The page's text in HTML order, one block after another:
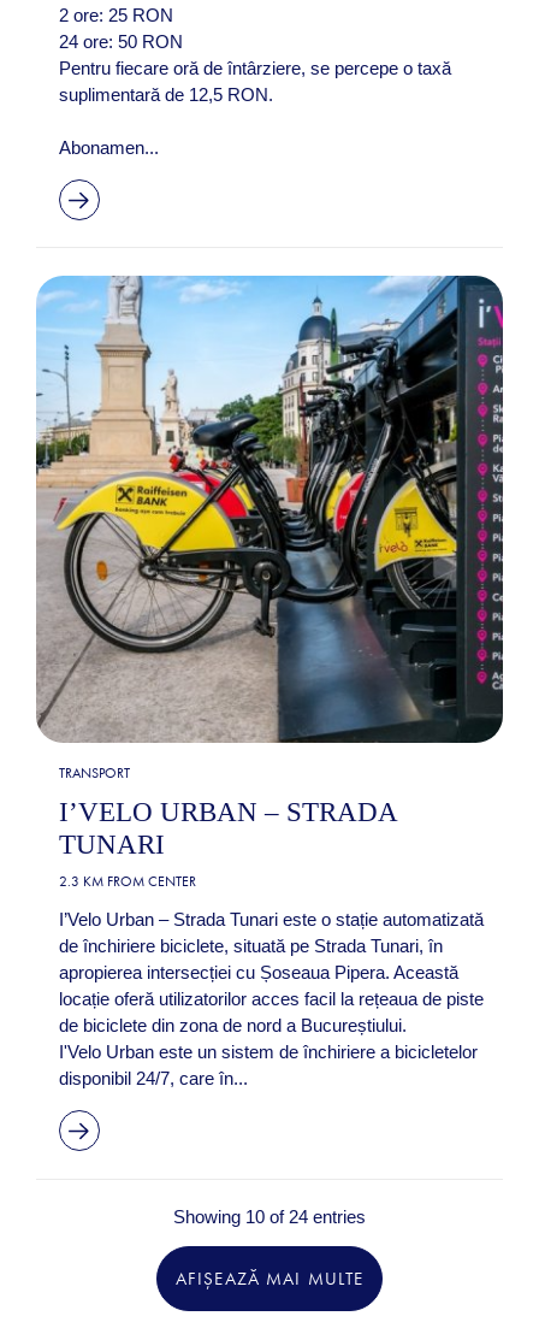
2 ore: 25 RON​
24 ore: 50 RON​
​Pentru fiecare oră de întârziere, se percepe o taxă
suplimentară de 12,5 RON. ​
Abonamen...
TRANSPORT
I’VELO URBAN – STRADA
TUNARI
2.3 KM FROM CENTER
I’Velo Urban – Strada Tunari este o stație automatizată
de închiriere biciclete, situată pe Strada Tunari, în
apropierea intersecției cu Șoseaua Pipera. Această
locație oferă utilizatorilor acces facil la rețeaua de piste
de biciclete din zona de nord a Bucureștiului.
I'Velo Urban este un sistem de închiriere a bicicletelor
disponibil 24/7, care în...
Showing 10 of 24 entries
AFIȘEAZĂ MAI MULTE